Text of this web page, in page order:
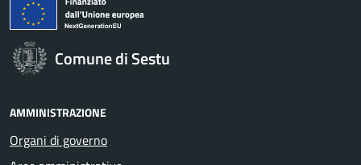
Comune di Sestu
AMMINISTRAZIONE
Organi di governo